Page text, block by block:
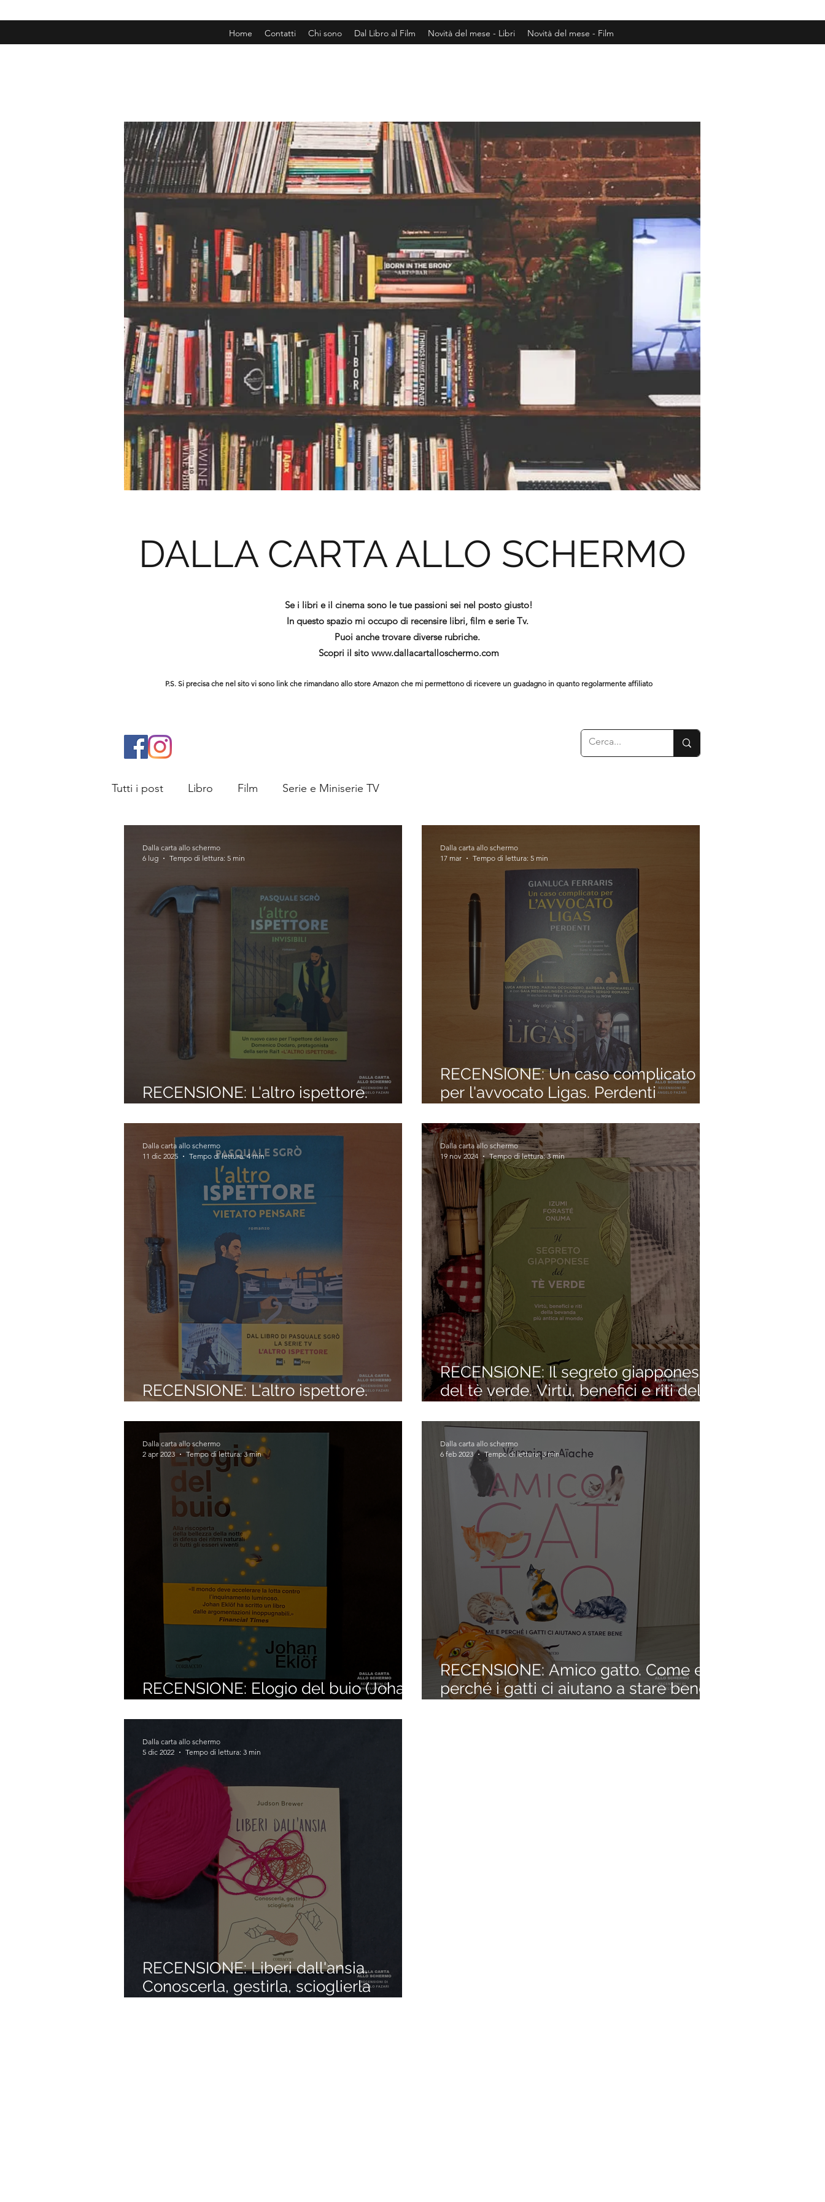
Novità del mese - Film
Novità del mese - Libri
Dal Libro al Film
Chi sono
Contatti
Home
DALLA CARTA ALLO SCHERMO
Se i libri e il cinema sono le tue passioni sei nel posto giusto!
In questo spazio mi occupo di recensire libri, film e serie Tv.
Puoi anche trovare diverse rubriche.
Scopri il sito www.dallacartalloschermo.com
P.S. Si precisa che nel sito vi sono link che rimandano allo store Amazon che mi permettono di ricevere un guadagno in quanto regolarmente affiliato
Tutti i post Libro Film Serie e Miniserie TV
RECENSIONE: L'altro ispettore.
Dalla carta allo schermo
6 lug
Tempo di lettura: 5 min
RECENSIONE: Un caso complicato
per l'avvocato Ligas. Perdenti
Dalla carta allo schermo
17 mar
Tempo di lettura: 5 min
RECENSIONE: L'altro ispettore.
Dalla carta allo schermo
11 dic 2025
Tempo di lettura: 4 min
RECENSIONE: Il segreto giapponese
del tè verde. Virtù, benefici e riti della
Forasté Onuma)
Dalla carta allo schermo
19 nov 2024
Tempo di lettura: 3 min
RECENSIONE: Elogio del buio (Johan
Dalla carta allo schermo
2 apr 2023
Tempo di lettura: 3 min
RECENSIONE: Amico gatto. Come e
perché i gatti ci aiutano a stare bene
Dalla carta allo schermo
6 feb 2023
Tempo di lettura: 3 min
RECENSIONE: Liberi dall'ansia.
Conoscerla, gestirla, scioglierla
Dalla carta allo schermo
5 dic 2022
Tempo di lettura: 3 min